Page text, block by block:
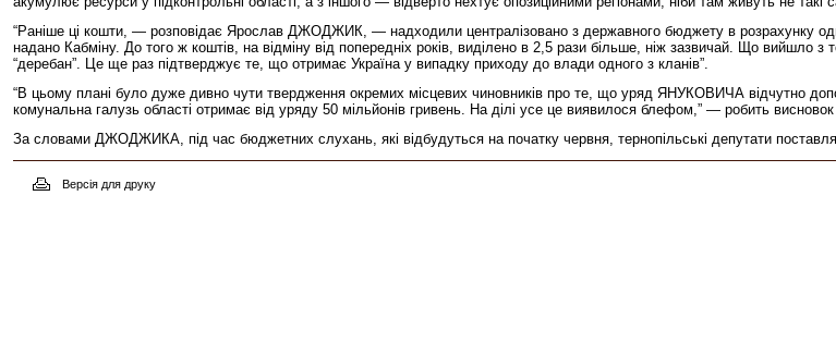
“Раніше ці кошти, — розповідає Ярослав ДЖОДЖИК, — надходили централізовано з державного бюджету в розрахунку
надано Кабміну. До того ж коштів, на відміну від попередніх років, виділено в 2,5 рази більше, ніж зазвичай. Що
“деребан”. Це ще раз підтверджує те, що отримає Україна у випадку приходу до влади одного з кланів”.
“В цьому плані було дуже дивно чути твердження окремих місцевих чиновників про те, що уряд ЯНУКОВИЧА відчутно
комунальна галузь області отримає від уряду 50 мільйонів гривень. На ділі усе це виявилося блефом,” — робить
За словами ДЖОДЖИКА, під час бюджетних слухань, які відбудуться на початку червня, тернопільські депутати
Версія для друку